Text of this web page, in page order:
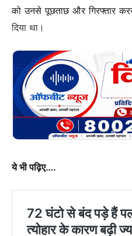
को उनसे पूछताछ और गिरफ्तार
दिया था।
ये भी पढ़िए….